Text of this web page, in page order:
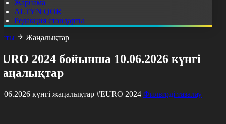
Жарнама
ALTYN QOR
Редакция стандарты
Жаңалықтар
2024 бойынша 10.06.2026 күнгі
күнгі жаңалықтар #EURO 2024 Фильтрді тазалау